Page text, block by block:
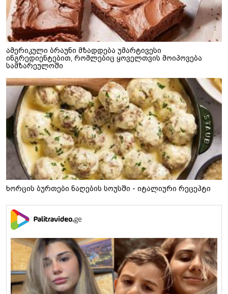
ამერიკული ბრაუნი მზადდება უმარტივესი
ინგრედიენტებით, რომლებიც ყოველთვის მოიპოვება
სამზარეულოში
ხორცის ბურთები ნაღების სოუსში - იტალიური რეცეპტი